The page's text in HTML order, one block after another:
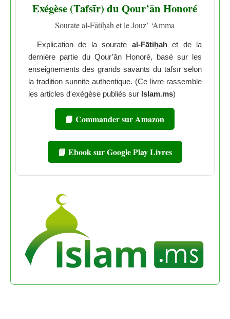
Exégèse (Tafsīr) du Qour’ān Honoré
Sourate al-Fātiḥah et le Jouz’ ‘Amma
Explication de la sourate al-Fātiḥahet de la
dernière partie du Qour’ān Honoré, basé sur les
enseignements des grands savants du tafsīr selon
la tradition sunnite authentique. (Ce livre rassemble
les articles d'exégèse publiés sur Islam.ms)
📘 Commander sur Amazon
📘 Ebook sur Google Play Livres